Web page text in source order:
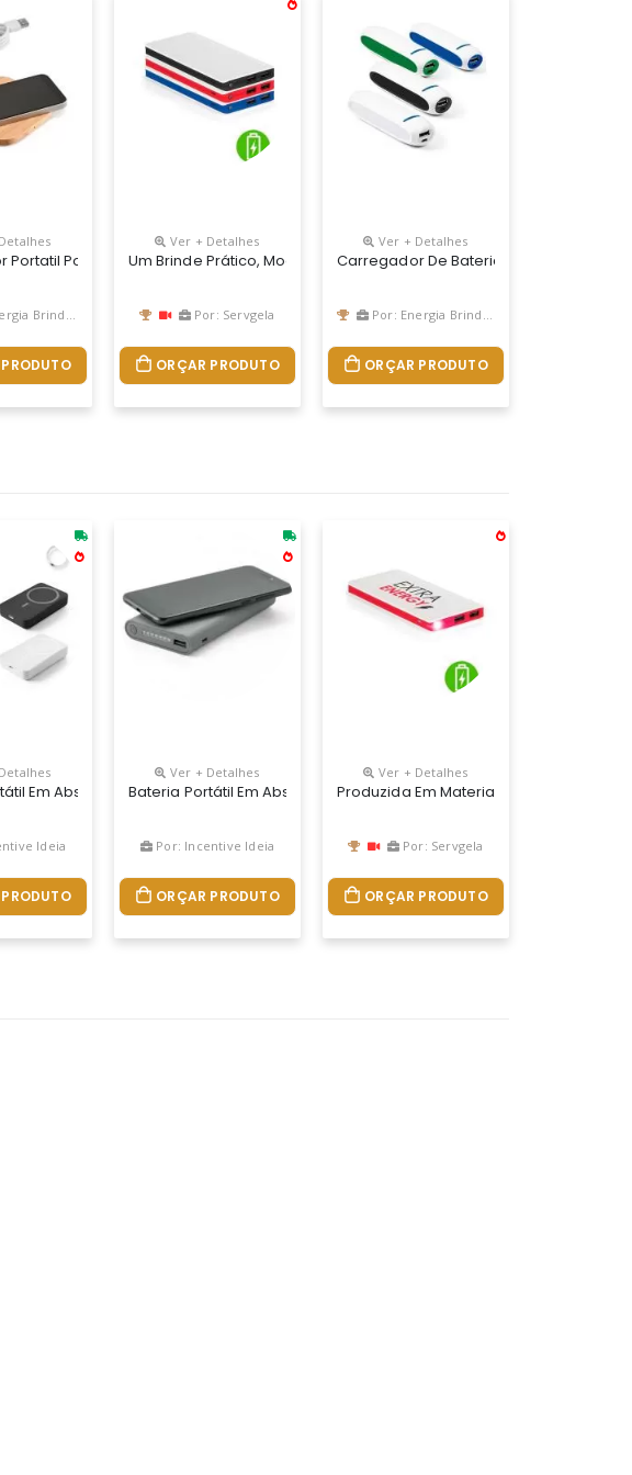
Brindes
Portatil Por Indução Personalizado
Brindes
Ver + Detalhes
Um Brinde Prático, Moderno, Com Excelente Custo Benefício E
Por: Servgela
ORÇAR PRODUTO
Ver + Detalhes
Carregador De Bateria Portátil Para
Por: Energia Brindes
ORÇAR PRODUTO
Esta Bateria Portátil Torna-Se Muito Prática Para O Dia A Dia, Uma Vez Que
Ele Possui Luz Ambiente Azul, Vermelho E Verde E Tecnologia Qi.
Em Abs 100% Reciclado. Tem Capacidade De 10.000 Mah E Tempo De Vida ? 300
Ideia
Ver + Detalhes
Bateria Portátil Em Abs Com Acabamento Emborrachado Que
Por: Incentive Ideia
ORÇAR PRODUTO
Ver + Detalhes
Produzida Em Material Resistente De
Por: Servgela
ORÇAR PRODUTO
P É A Escolha Ideal Para Proteger Bagagens De Mão E Malas Compactas
De Mala Personalizada Tamanho M É A Solução Ideal Para Proteger